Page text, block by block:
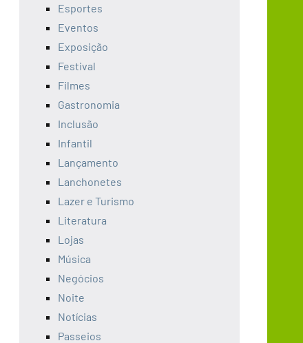
Esportes
Eventos
Exposição
Festival
Filmes
Gastronomia
Inclusão
Infantil
Lançamento
Lanchonetes
Lazer e Turismo
Literatura
Lojas
Música
Negócios
Noite
Notícias
Passeios